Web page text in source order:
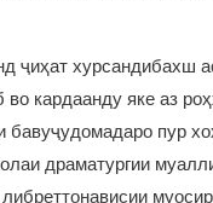
ҷиҳат хурсандибахш
во кардаанду яке аз
бавуҷудомадаро пур
драматургии
муосир